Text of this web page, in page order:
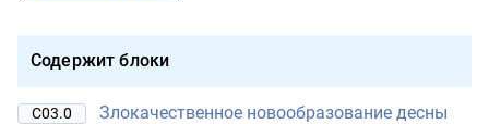
Содержит блоки
C03.0
Злокачественное новообразование десны